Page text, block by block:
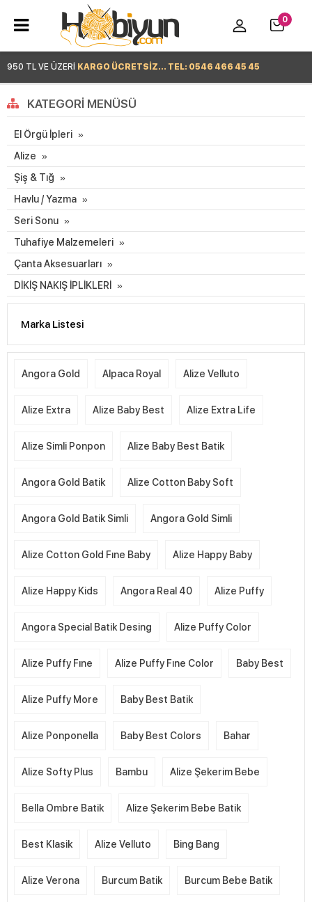
950 TL VE ÜZERİ KARGO ÜCRETSİZ... TEL: 0546 466 45 45
0
KATEGORI MENÜSÜ
El Örgü İpleri
Alize
Şiş & Tığ
Havlu / Yazma
Seri Sonu
Tuhafiye Malzemeleri
Çanta Aksesuarları
DİKİŞ NAKIŞ İPLİKLERİ
Marka Listesi
Angora Gold Alpaca Royal Alize Velluto
Alize Extra Alize Baby Best Alize Extra Life
Alize Simli Ponpon Alize Baby Best Batik
Angora Gold Batik Alize Cotton Baby Soft
Angora Gold Batik Simli Angora Gold Simli
Alize Cotton Gold Fıne Baby Alize Happy Baby
Alize Happy Kids Angora Real 40 Alize Puffy
Angora Special Batik Desing Alize Puffy Color
Alize Puffy Fıne Alize Puffy Fıne Color Baby Best
Alize Puffy More Baby Best Batik
Alize Ponponella Baby Best Colors Bahar
Alize Softy Plus Bambu Alize Şekerim Bebe
Bella Ombre Batik Alize Şekerim Bebe Batik
Best Klasik Alize Velluto Bing Bang
Alize Verona Burcum Batik Burcum Bebe Batik